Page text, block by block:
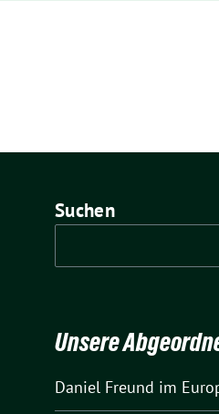
Suchen
Unsere
Daniel Freund im